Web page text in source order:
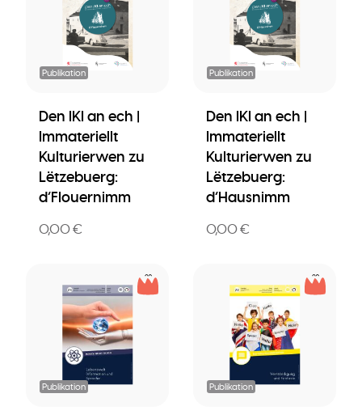
Publikation
Den IKI an ech |
Immateriellt
Kulturierwen zu
Lëtzebuerg:
d’Flouernimm
0,00 €
Publikation
Den IKI an ech |
Immateriellt
Kulturierwen zu
Lëtzebuerg:
d’Hausnimm
0,00 €
Publikation Publikation